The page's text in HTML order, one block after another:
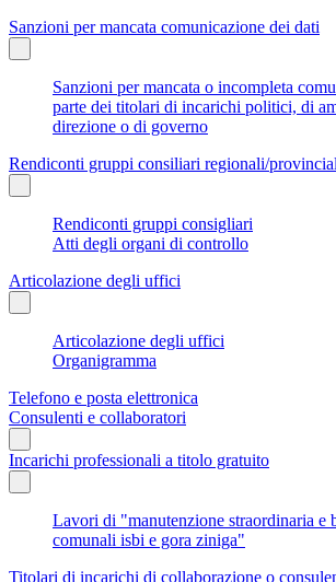
Sanzioni per mancata comunicazione dei dati
Sanzioni per mancata o incompleta
parte dei titolari di incarichi politici, di
direzione o di governo
Rendiconti gruppi consiliari regionali/
Rendiconti gruppi consigliari
Atti degli organi di controllo
Articolazione degli uffici
Articolazione degli uffici
Organigramma
Telefono e posta elettronica
Consulenti e collaboratori
Incarichi professionali a titolo gratuito
Lavori di "manutenzione straordinaria e
comunali isbi e gora ziniga"
Titolari di incarichi di collaborazione o